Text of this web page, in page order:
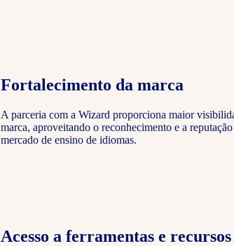
Fortalecimento da marca
A parceria com a Wizard proporciona maior
marca, aproveitando o reconhecimento e a
mercado de ensino de idiomas.
Acesso a ferramentas e